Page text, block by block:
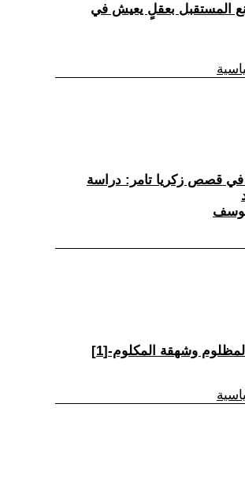
المستقبل بعقلٍ يعيش في
في قصص زكريا تامر: دراسة
يوسف